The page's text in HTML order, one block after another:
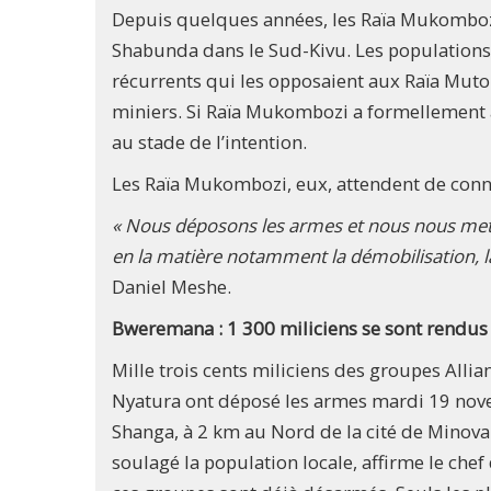
Depuis quelques années, les Raïa
Shabunda dans le Sud-Kivu. Les
récurrents qui les opposaient aux Raïa
miniers. Si Raïa Mukombozi a
au stade de l’intention.
Les Raïa Mukombozi, eux, attendent de
« Nous déposons les armes et nous nous
en la matière notamment la démobilisation,
Daniel Meshe.
Bweremana : 1 300 miliciens se sont rendus
Mille trois cents miliciens des groupes
Nyatura ont déposé les armes mardi 19
Shanga, à 2 km au Nord de la cité de
soulagé la population locale, affirme le